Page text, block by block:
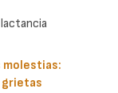
molestias:
grietas